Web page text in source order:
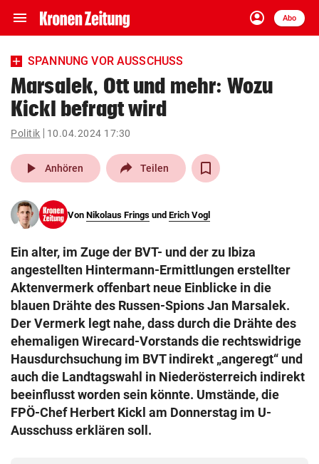
menu Navigation
ein-/ausklappen
account_circle
Anmelden
Abo
close Schließen
account_circle Anmelden
pin_drop
Wien arrow_right
search
eingeben
© Krone Multimedia GmbH & Co KG 2026
Muthgasse 2, 1190 Wien
SPANNUNG VOR AUSSCHUSS
Marsalek, Ott und mehr: Wozu
Kickl befragt wird
Politik 10.04.2024 17:30
play_arrow Anhören Teilen
Von Nikolaus Frings und Erich Vogl
Ein alter, im Zuge der BVT- und der zu Ibiza
angestellten Hintermann-Ermittlungen erstellter
Aktenvermerk offenbart neue Einblicke in die
blauen Drähte des Russen-Spions Jan Marsalek.
Der Vermerk legt nahe, dass durch die Drähte des
ehemaligen Wirecard-Vorstands die rechtswidrige
Hausdurchsuchung im BVT indirekt „angeregt“ und
auch die Landtagswahl in Niederösterreich indirekt
beeinflusst worden sein könnte. Umstände, die
FPÖ-Chef Herbert Kickl am Donnerstag im U-
Ausschuss erklären soll.